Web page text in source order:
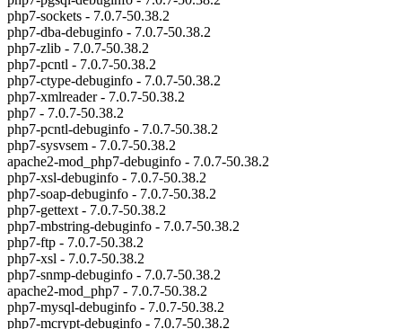
php7-sockets - 7.0.7-50.38.2
php7-dba-debuginfo - 7.0.7-50.38.2
php7-zlib - 7.0.7-50.38.2
php7-pcntl - 7.0.7-50.38.2
php7-ctype-debuginfo - 7.0.7-50.38.2
php7-xmlreader - 7.0.7-50.38.2
php7 - 7.0.7-50.38.2
php7-pcntl-debuginfo - 7.0.7-50.38.2
php7-sysvsem - 7.0.7-50.38.2
apache2-mod_php7-debuginfo - 7.0.7-50.38.2
php7-xsl-debuginfo - 7.0.7-50.38.2
php7-soap-debuginfo - 7.0.7-50.38.2
php7-gettext - 7.0.7-50.38.2
php7-mbstring-debuginfo - 7.0.7-50.38.2
php7-ftp - 7.0.7-50.38.2
php7-xsl - 7.0.7-50.38.2
php7-snmp-debuginfo - 7.0.7-50.38.2
apache2-mod_php7 - 7.0.7-50.38.2
php7-mysql-debuginfo - 7.0.7-50.38.2
php7-mcrypt-debuginfo - 7.0.7-50.38.2